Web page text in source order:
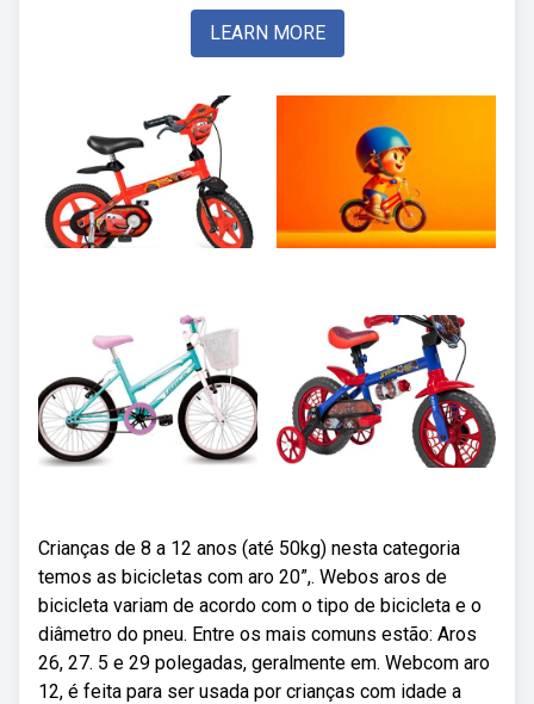
LEARN MORE
Crianças de 8 a 12 anos (até 50kg) nesta categoria
temos as bicicletas com aro 20”,. Webos aros de
bicicleta variam de acordo com o tipo de bicicleta e o
diâmetro do pneu. Entre os mais comuns estão: Aros
26, 27. 5 e 29 polegadas, geralmente em. Webcom aro
12, é feita para ser usada por crianças com idade a